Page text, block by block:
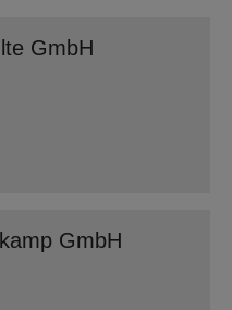
GmbH
GmbH